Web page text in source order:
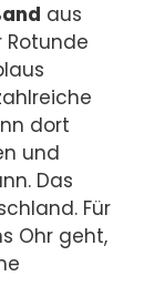
aus
Rotunde
dort
und
Das
Für
Ohr geht,